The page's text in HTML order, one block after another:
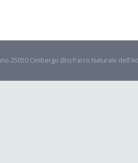
25050 Cimbergo (Bs) Parco Naturale